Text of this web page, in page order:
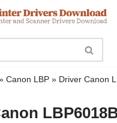
Canon LBP » Driver Canon